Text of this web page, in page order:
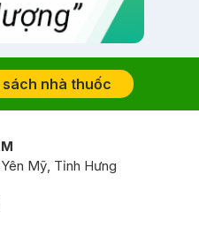
nhà thuốc
Mỹ, Tỉnh Hưng